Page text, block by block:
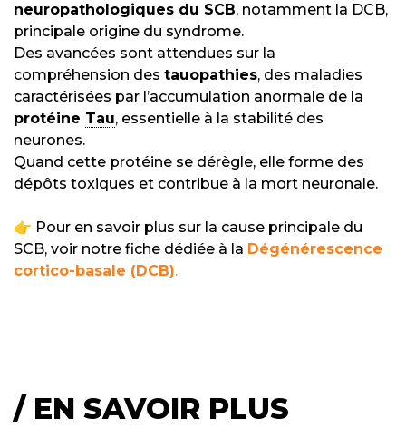
neuropathologiques du SCB, notamment la DCB,
principale origine du syndrome.
Des avancées sont attendues sur la
compréhension des tauopathies, des maladies
caractérisées par l’accumulation anormale de la
protéine Tau, essentielle à la stabilité des
neurones.
Quand cette protéine se dérègle, elle forme des
dépôts toxiques et contribue à la mort neuronale.
👉 Pour en savoir plus sur la cause principale du
SCB, voir notre fiche dédiée à la Dégénérescence
cortico-basale (DCB).
/ EN SAVOIR PLUS